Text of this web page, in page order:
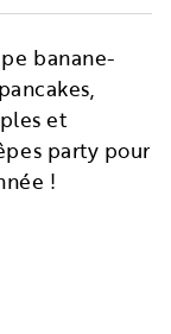
banane-
et
party pour
!